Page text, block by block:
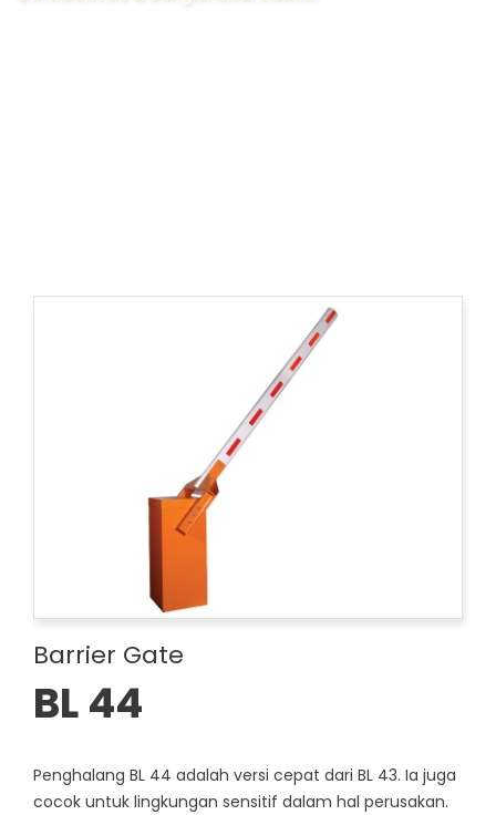
Barrier Gate
BL 44
Penghalang BL 44 adalah versi cepat dari BL 43. Ia juga
cocok untuk lingkungan sensitif dalam hal perusakan.